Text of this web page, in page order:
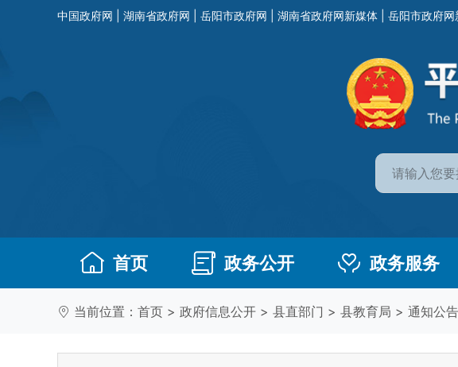
中国政府网 湖南省政府网 岳阳市政府网 湖南省政府网新媒体 岳阳市政府网
首页 政务公开 政务服务
当前位置： 首页 > 政府信息公开 > 县直部门 > 县教育局 > 通知公告